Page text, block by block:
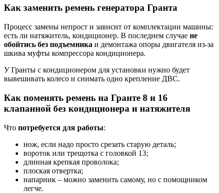
Как заменить ремень генератора Гранта
Процесс замены непрост и зависит от комплектации машины:
есть ли натяжитель, кондиционер. В последнем случае не
обойтись без подъемника и демонтажа опоры двигателя из-за
шкива муфты компрессора кондиционера.
У Гранты с кондиционером для установки нужно будет
вывешивать колесо и снимать одно крепление ДВС.
Как поменять ремень на Гранте 8 и 16
клапанной без кондиционера и натяжителя
Что потребуется для работы:
нож, если надо просто срезать старую деталь;
вороток или трещотка с головкой 13;
длинная крепкая проволока;
плоская отвертка;
напарник – можно заменить самому, но с помощником
легче.